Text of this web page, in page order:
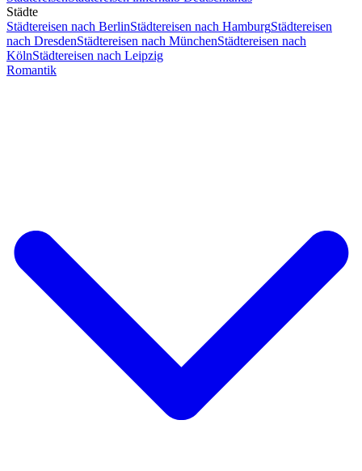
Städte
Städtereisen nach BerlinStädtereisen nach HamburgStädtereisen
nach DresdenStädtereisen nach MünchenStädtereisen nach
KölnStädtereisen nach Leipzig
Romantik